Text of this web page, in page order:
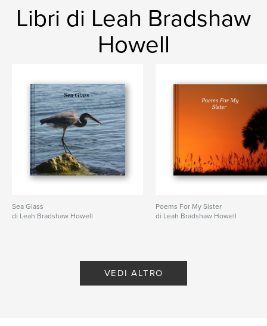
Libri di Leah Bradshaw
Howell
Sea Glass
di Leah Bradshaw Howell
Poems For My Sister
di Leah Bradshaw Howell
VEDI ALTRO